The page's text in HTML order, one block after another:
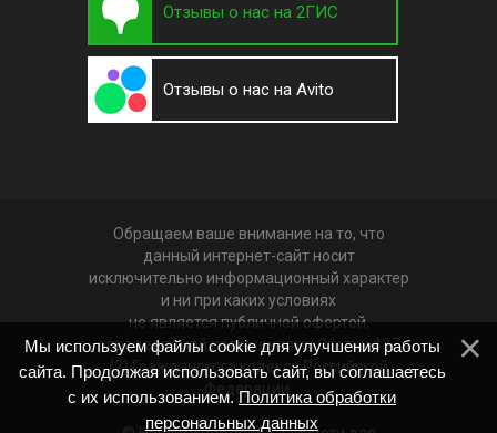
Отзывы о нас на 2ГИС
Отзывы о нас на Avito
Обращаем ваше внимание на то, что
данный интернет-сайт носит
исключительно информационный характер
и ни при каких условиях
не является публичной офертой,
определяемой положениями Статьи 437
(2) Гражданского кодекса Российской
Федерации.
Мы используем файлы cookie для улучшения работы
сайта. Продолжая использовать сайт, вы соглашаетесь
с их использованием.Политика обработки
персональных данных